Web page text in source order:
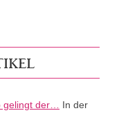
gelingt der… In der